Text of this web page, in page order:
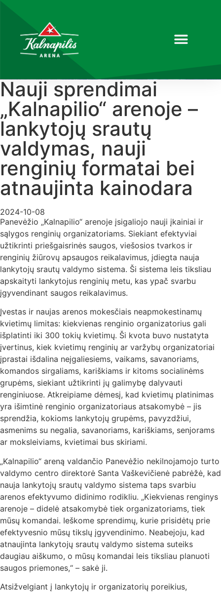
Nauji sprendimai
„Kalnapilio“ arenoje –
lankytojų srautų
valdymas, nauji
renginių formatai bei
atnaujinta kainodara
2024-10-08
Panevėžio „Kalnapilio“ arenoje įsigaliojo nauji įkainiai ir
sąlygos renginių organizatoriams. Siekiant efektyviai
užtikrinti priešgaisrinės saugos, viešosios tvarkos ir
renginių žiūrovų apsaugos reikalavimus, įdiegta nauja
lankytojų srautų valdymo sistema. Ši sistema leis tiksliau
apskaityti lankytojus renginių metu, kas ypač svarbu
įgyvendinant saugos reikalavimus.
Įvestas ir naujas arenos mokesčiais neapmokestinamų
kvietimų limitas: kiekvienas renginio organizatorius gali
išplatinti iki 300 tokių kvietimų. Ši kvota buvo nustatyta
įvertinus, kiek kvietimų renginių ar varžybų organizatoriai
įprastai išdalina neįgaliesiems, vaikams, savanoriams,
komandos sirgaliams, kariškiams ir kitoms socialinėms
grupėms, siekiant užtikrinti jų galimybę dalyvauti
renginiuose. Atkreipiame dėmesį, kad kvietimų platinimas
yra išimtinė renginio organizatoriaus atsakomybė – jis
sprendžia, kokioms lankytojų grupėms, pavyzdžiui,
asmenims su negalia, savanoriams, kariškiams, senjorams
ar moksleiviams, kvietimai bus skiriami.
„Kalnapilio“ areną valdančio Panevėžio nekilnojamojo turto
valdymo centro direktorė Santa Vaškevičienė pabrėžė, kad
nauja lankytojų srautų valdymo sistema taps svarbiu
arenos efektyvumo didinimo rodikliu. „Kiekvienas renginys
arenoje – didelė atsakomybė tiek organizatoriams, tiek
mūsų komandai. Ieškome sprendimų, kurie prisidėtų prie
efektyvesnio mūsų tikslų įgyvendinimo. Neabejoju, kad
atnaujinta lankytojų srautų valdymo sistema suteiks
daugiau aiškumo, o mūsų komandai leis tiksliau planuoti
saugos priemones,“ – sakė ji.
Atsižvelgiant į lankytojų ir organizatorių poreikius,